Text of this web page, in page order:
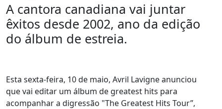
A cantora canadiana vai juntar
êxitos desde 2002, ano da edição
do álbum de estreia.
Esta sexta-feira, 10 de maio, Avril Lavigne anunciou
que vai editar um álbum de greatest hits para
acompanhar a digressão "The Greatest Hits Tour”,